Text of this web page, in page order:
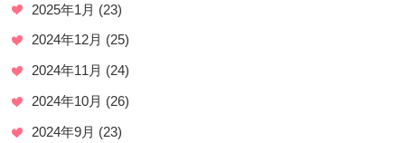
2025年1月 (23)
2024年12月 (25)
2024年11月 (24)
2024年10月 (26)
2024年9月 (23)